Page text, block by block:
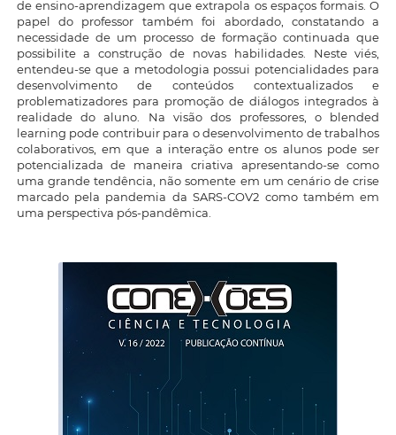
de ensino-aprendizagem que extrapola os espaços formais. O
papel do professor também foi abordado, constatando a
necessidade de um processo de formação continuada que
possibilite a construção de novas habilidades. Neste viés,
entendeu-se que a metodologia possui potencialidades para
desenvolvimento de conteúdos contextualizados e
problematizadores para promoção de diálogos integrados à
realidade do aluno. Na visão dos professores, o blended
learning pode contribuir para o desenvolvimento de trabalhos
colaborativos, em que a interação entre os alunos pode ser
potencializada de maneira criativa apresentando-se como
uma grande tendência, não somente em um cenário de crise
marcado pela pandemia da SARS-COV2 como também em
uma perspectiva pós-pandêmica.